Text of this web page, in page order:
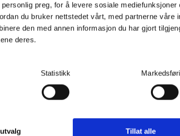
preg, for å levere sosiale mediefunksjoner
du bruker nettstedet vårt, med partnerne våre
den med annen informasjon du har gjort
deres.
Statistikk
Tillat alle
Turisimo #3 Medium Cut Pad
Medium poleringspute, 130mm/140mm, 2pk
Ikke på lager (41dager)
Turisimo #4 Fine Cut Pad
Fin poleringspute, 130mm/140mm, 2pk
20+ På lager